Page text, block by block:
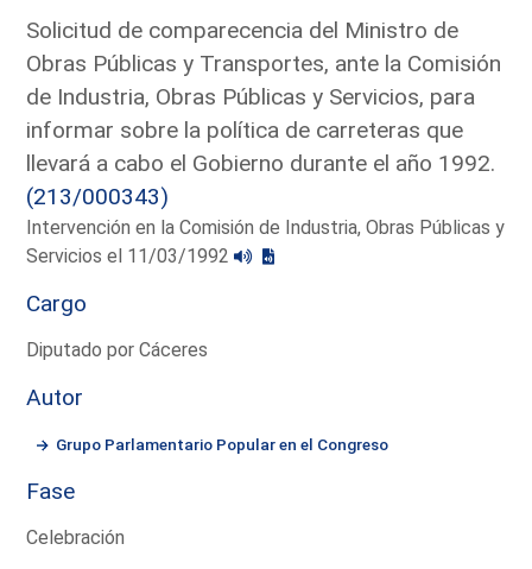
Solicitud de comparecencia del Ministro de
Obras Públicas y Transportes, ante la Comisión
de Industria, Obras Públicas y Servicios, para
informar sobre la política de carreteras que
llevará a cabo el Gobierno durante el año 1992.
(213/000343)
Intervención en la Comisión de Industria, Obras Públicas y
Servicios el 11/03/1992
Cargo
Diputado por Cáceres
Autor
Grupo Parlamentario Popular en el Congreso
Fase
Celebración